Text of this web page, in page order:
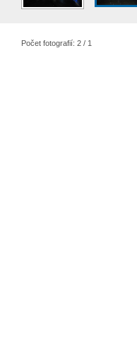
Počet fotografií: 2 / 1